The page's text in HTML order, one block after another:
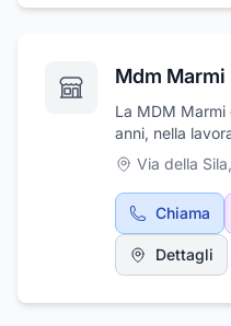
L' agenzia,
Mdm Marmi
La MDM
anni, nella
pietra naturale.
artigianale sia
manufatti per
rivestimenti
scale, camini di
naturale sia
ecc.
Via della
Chiama
Dettagli